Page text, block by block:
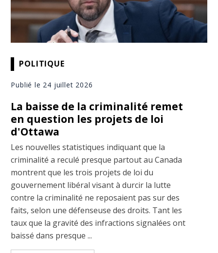
POLITIQUE
Publié le 24 juillet 2026
La baisse de la criminalité remet
en question les projets de loi
d'Ottawa
Les nouvelles statistiques indiquant que la
criminalité a reculé presque partout au Canada
montrent que les trois projets de loi du
gouvernement libéral visant à durcir la lutte
contre la criminalité ne reposaient pas sur des
faits, selon une défenseuse des droits. Tant les
taux que la gravité des infractions signalées ont
baissé dans presque ...